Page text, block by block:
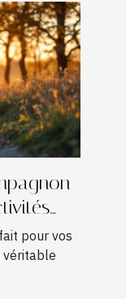
pour vos
véritable